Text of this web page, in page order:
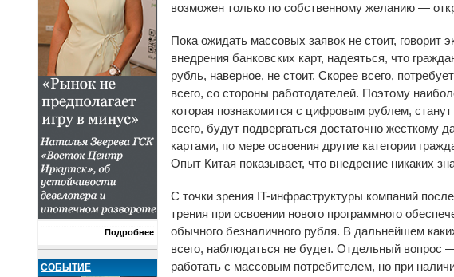
Подробнее
СОБЫТИЕ
возможен только по собственному желанию —
Пока ожидать массовых заявок не стоит, говорит
внедрения банковских карт, надеяться, что
рубль, наверное, не стоит. Скорее всего,
всего, со стороны работодателей. Поэтому
которая познакомится с цифровым рублем,
всего, будут подвергаться достаточно жесткому
картами, по мере освоения другие категории
Опыт Китая показывает, что внедрение никаких
С точки зрения IT-инфраструктуры компаний
трения при освоении нового программного
обычного безналичного рубля. В дальнейшем
всего, наблюдаться не будет. Отдельный вопрос
работать с массовым потребителем, но при